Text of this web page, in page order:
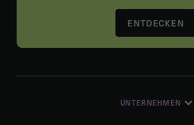
ENTDECKEN
UNTERNEHMEN